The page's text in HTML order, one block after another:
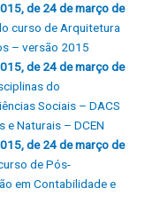
de 24 de março de
curso de Arquitetura
– versão 2015
de 24 de março de
do
Sociais – DACS
e Naturais – DCEN
de 24 de março de
de Pós-
em Contabilidade e